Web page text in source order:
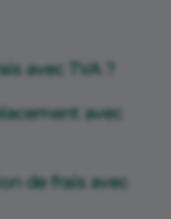
avec TVA ?
avec
de frais avec